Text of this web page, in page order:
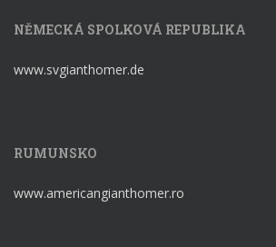
NĚMECKÁ SPOLKOVÁ REPUBLIKA
www.svgianthomer.de
RUMUNSKO
www.americangianthomer.ro